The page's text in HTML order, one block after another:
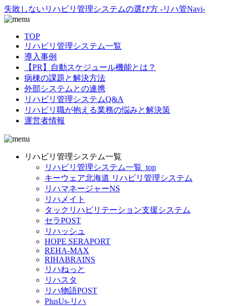
失敗しないリハビリ管理システムの選び方 -リハ管Navi-
TOP
リハビリ管理システム一覧
導入事例
【PR】自動スケジュール機能とは？
病棟の課題と解決方法
外部システムとの連携
リハビリ管理システムQ&A
リハビリ職が抱える業務の悩みと解決策
運営者情報
リハビリ管理システム一覧
リハビリ管理システム一覧_top
キーウェア北海道 リハビリ管理システム
リハマネージャーNS
リハメイト
タックリハビリテーション支援システム
セラPOST
リハッシュ
HOPE SERAPORT
REHA-MAX
RIHABRAINS
リハねっと
リハスタ
リハ物語POST
PlusUs-リハ